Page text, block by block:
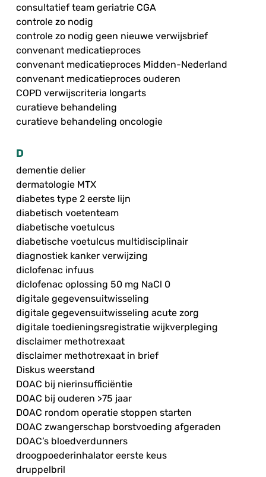
consultatief team geriatrie CGA
controle zo nodig
controle zo nodig geen nieuwe verwijsbrief
convenant medicatieproces
convenant medicatieproces Midden-Nederland
convenant medicatieproces ouderen
COPD verwijscriteria longarts
curatieve behandeling
curatieve behandeling oncologie
D
dementie delier
dermatologie MTX
diabetes type 2 eerste lijn
diabetisch voetenteam
diabetische voetulcus
diabetische voetulcus multidisciplinair
diagnostiek kanker verwijzing
diclofenac infuus
diclofenac oplossing 50 mg NaCl 0
digitale gegevensuitwisseling
digitale gegevensuitwisseling acute zorg
digitale toedieningsregistratie wijkverpleging
disclaimer methotrexaat
disclaimer methotrexaat in brief
Diskus weerstand
DOAC bij nierinsufficiëntie
DOAC bij ouderen >75 jaar
DOAC rondom operatie stoppen starten
DOAC zwangerschap borstvoeding afgeraden
DOAC’s bloedverdunners
droogpoederinhalator eerste keus
druppelbril